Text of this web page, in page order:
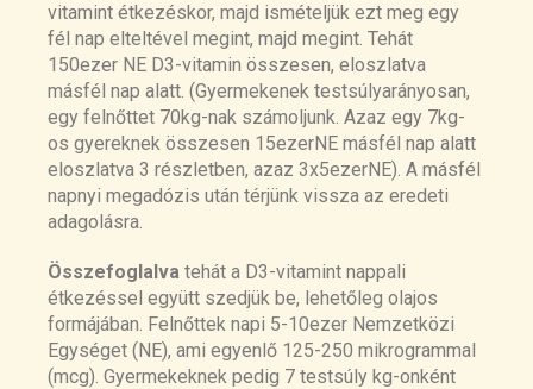
vitamint étkezéskor, majd ismételjük ezt meg egy
fél nap elteltével megint, majd megint. Tehát
150ezer NE D3-vitamin összesen, eloszlatva
másfél nap alatt. (Gyermekenek testsúlyarányosan,
egy felnőttet 70kg-nak számoljunk. Azaz egy 7kg-
os gyereknek összesen 15ezerNE másfél nap alatt
eloszlatva 3 részletben, azaz 3x5ezerNE). A másfél
napnyi megadózis után térjünk vissza az eredeti
adagolásra.
Összefoglalva tehát a D3-vitamint nappali
étkezéssel együtt szedjük be, lehetőleg olajos
formájában. Felnőttek napi 5-10ezer Nemzetközi
Egységet (NE), ami egyenlő 125-250 mikrogrammal
(mcg). Gyermekeknek pedig 7 testsúly kg-onként